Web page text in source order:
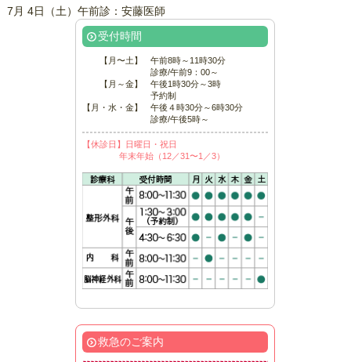
7月 4日（土）午前診：安藤医師
受付時間
【月〜土】
午前8時～11時30分
診療/午前9：00～
【月～金】
午後1時30分～3時
予約制
【月・水・金】
午後４時30分～6時30分
診療/午後5時～
【休診日】日曜日・祝日
年末年始（12／31〜1／3）
救急のご案内